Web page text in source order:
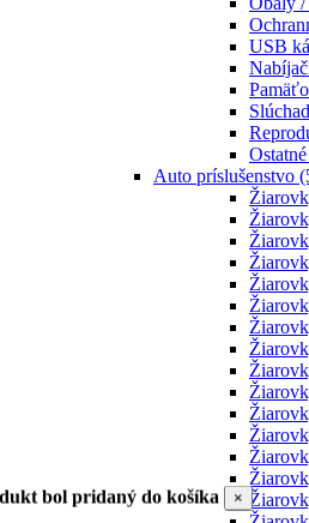
USB
Ostatné
Auto príslušenstvo
bol pridaný do košíka ×